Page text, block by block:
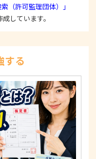
正な対応について
た場合には、適切
くは提供の停止等
滞なく応じます。
いて
、個人情報の取扱
およびその他の規
窓口
21-11 藍ビル202
情報保護担当
（許可監理団体）」
しています。
する